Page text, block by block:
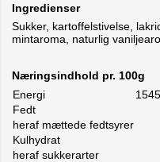
Ingredienser
Sukker, kartoffelstivelse,
mintaroma, naturlig
Næringsindhold pr. 100g
Energi
Fedt
heraf mættede fedtsyrer
Kulhydrat
heraf sukkerarter